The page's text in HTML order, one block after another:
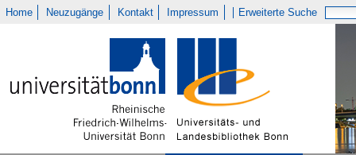
Home Neuzugänge Kontakt Impressum Erweiterte Suche